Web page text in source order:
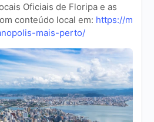
Oficiais de Floripa e as
conteúdo local em: https://m
mais-perto/